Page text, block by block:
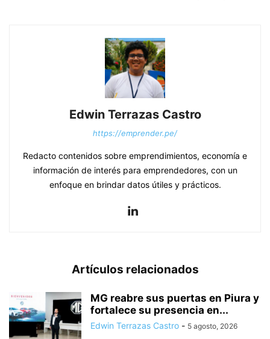
Edwin Terrazas Castro
https://emprender.pe/
Redacto contenidos sobre emprendimientos, economía e
información de interés para emprendedores, con un
enfoque en brindar datos útiles y prácticos.
Artículos relacionados
MG reabre sus puertas en Piura y
fortalece su presencia en...
Edwin Terrazas Castro - 5 agosto, 2026